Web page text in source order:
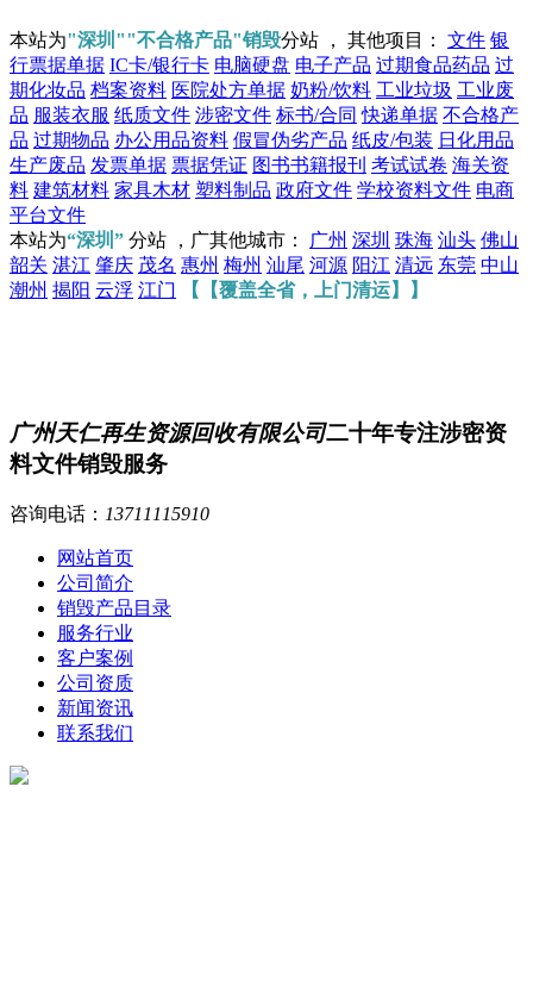
本站为"深圳""不合格产品"销毁分站 ， 其他项目： 文件 银
行票据单据 IC卡/银行卡 电脑硬盘 电子产品 过期食品药品 过
期化妆品 档案资料 医院处方单据 奶粉/饮料 工业垃圾 工业废
品 服装衣服 纸质文件 涉密文件 标书/合同 快递单据 不合格产
品 过期物品 办公用品资料 假冒伪劣产品 纸皮/包装 日化用品
生产废品 发票单据 票据凭证 图书书籍报刊 考试试卷 海关资
料 建筑材料 家具木材 塑料制品 政府文件 学校资料文件 电商
平台文件
本站为“深圳” 分站 ，广其他城市： 广州 深圳 珠海 汕头 佛山
韶关 湛江 肇庆 茂名 惠州 梅州 汕尾 河源 阳江 清远 东莞 中山
潮州 揭阳 云浮 江门 【【覆盖全省，上门清运】】
广州天仁再生资源回收有限公司二十年专注涉密资
料文件销毁服务
咨询电话： 13711115910
网站首页
公司简介
销毁产品目录
服务行业
客户案例
公司资质
新闻资讯
联系我们